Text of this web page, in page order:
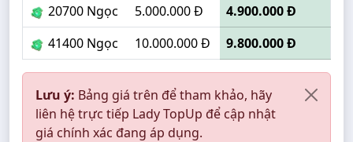
20700 Ngọc
5.000.000 Đ
4.900.000 Đ
41400 Ngọc
10.000.000 Đ 9.800.000 Đ
Lưu ý: Bảng giá trên để tham khảo, hãy
liên hệ trực tiếp Lady TopUp để cập nhật
giá chính xác đang áp dụng.